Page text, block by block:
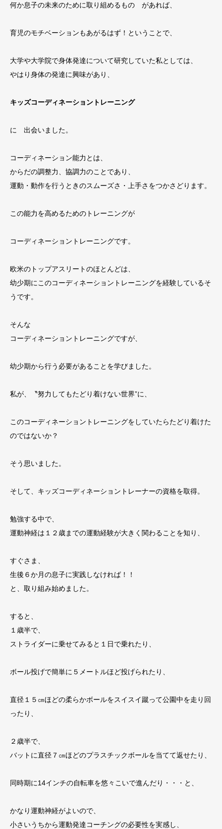
何か息子の未来のために取り組めるもの があれば、
育児のモチベーションもあがるはず！ということで、
大学や大学院で身体発達について研究していた私としては、
やはり身体の発達に興味があり、
キッズコーディネーショントレーニング
に 出会いました。
コーディネーション能力とは、
からだの調整力、協調力のことであり、
運動・動作を行うときのスムーズさ・上手さをつかさどります。
この能力を高めるためのトレーニングが
コーディネーショントレーニングです。
欧米のトップアスリートのほとんどは、
幼少期にこのコーディネーショントレーニングを経験しているそ
うです。
そんな
コーディネーショントレーニングですが、
幼少期から行う必要があることを学びました。
私が、〝努力してもたどり着けない世界”に、
このコーディネーショントレーニングをしていたらたどり着けた
のではないか？
そう思いました。
そして、キッズコーディネーショントレーナーの資格を取得。
勉強する中で、
運動神経は１２歳までの運動経験が大きく関わることを知り、
すぐさま、
生後６か月の息子に実践しなければ！！
と、取り組み始めました。
すると、
１歳半で、
ストライダーに乗せてみると１日で乗れたり、
ボール投げで簡単に５メートルほど投げられたり、
直径１５㎝ほどの柔らかボールをスイスイ蹴って公園中を走り回
ったり、
２歳半で、
バットに直径７㎝ほどのプラスチックボールを当てて返せたり、
同時期に14インチの自転車を悠々こいで進んだり・・・と、
かなり運動神経がよいので、
小さいうちから運動発達コーチングの必要性を実感し、